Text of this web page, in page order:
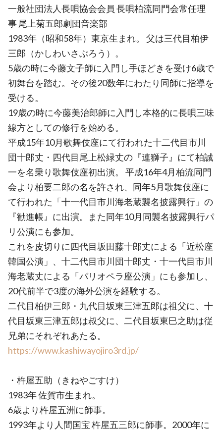
一般社団法人長唄協会会員 長唄柏流同門会常任理
事 尾上菊五郎劇団音楽部
1983年（昭和58年）東京生まれ。 父は三代目柏伊
三郎（かしわいさぶろう）。
5歳の時に今藤文子師に入門し手ほどきを受け6歳で
初舞台を踏む。その後20数年にわたり同師に指導を
受ける。
19歳の時に今藤美治郎師に入門し本格的に長唄三味
線方としての修行を始める。
平成15年10月歌舞伎座にて行われた十二代目市川
団十郎丈・四代目尾上松緑丈の『連獅子』にて柏誠
一を名乗り歌舞伎座初出演。 平成16年4月柏流同門
会より柏要二郎の名を許され、同年5月歌舞伎座に
て行われた「十一代目市川海老蔵襲名披露興行」の
『勧進帳』に出演。また同年10月同襲名披露興行パ
リ公演にも参加。
これを皮切りに四代目坂田藤十郎丈による「近松座
韓国公演」、十二代目市川団十郎丈・十一代目市川
海老蔵丈による「パリオペラ座公演」にも参加し、
20代前半で3度の海外公演を経験する。
二代目柏伊三郎・九代目坂東三津五郎は祖父に、十
代目坂東三津五郎は叔父に、二代目坂東巳之助は従
兄弟にそれぞれあたる。
https://www.kashiwayojiro3rd.jp/
・杵屋五助（きねやごすけ）
1983年 佐賀市生まれ。
6歳より杵屋五洲に師事。
1993年より人間国宝 杵屋五三郎に師事。2000年に